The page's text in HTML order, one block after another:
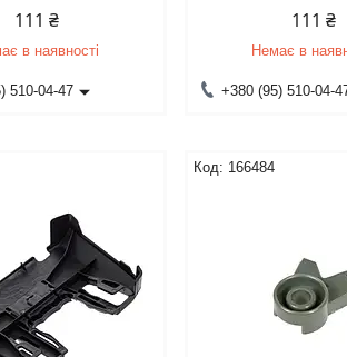
111 ₴
в наявності
510-04-47
111 ₴
Немає в
+380 (95) 510-04-
166484